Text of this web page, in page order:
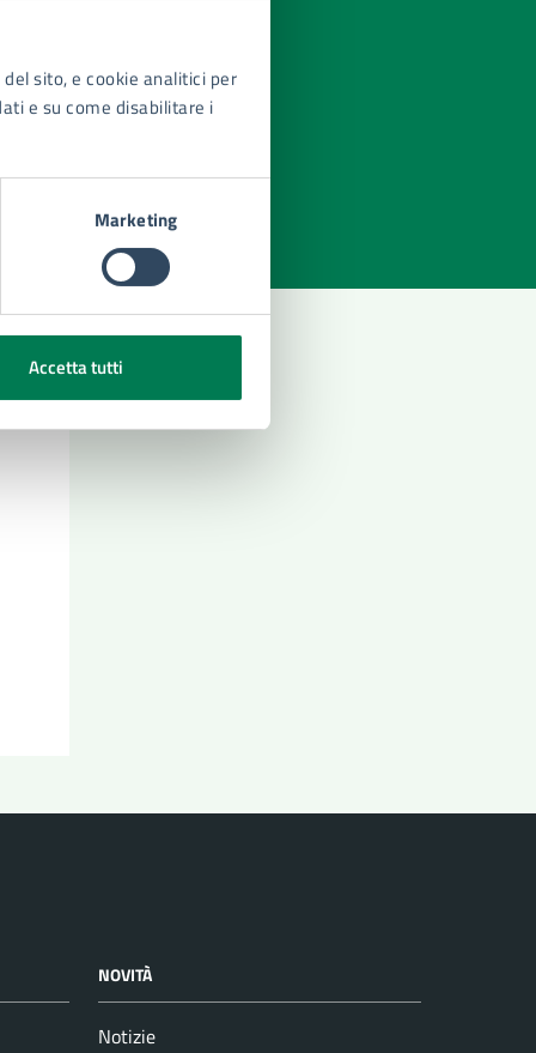
sito, e cookie analitici per
e su come disabilitare i
Marketing
Accetta tutti
NOVITÀ
Notizie